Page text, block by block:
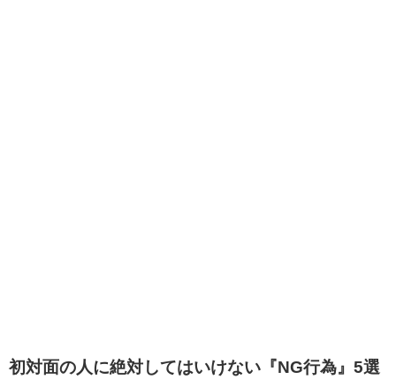
初対面の人に絶対してはいけない『NG行為』5選